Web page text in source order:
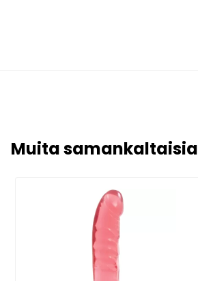
Muita samankaltaisia